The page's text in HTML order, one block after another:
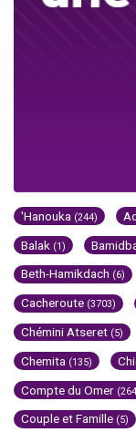
'Hanouka (244)
Balak (1)
Beth-Hamikdach (6)
Cacheroute (3703)
Chémini Atseret (5)
Chemita (135)
Compte du Omer
Couple et Famille (5)